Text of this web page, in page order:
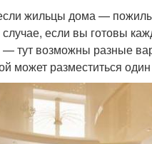
жильцы дома —
если вы готовы
тут возможны разные
может разместиться один